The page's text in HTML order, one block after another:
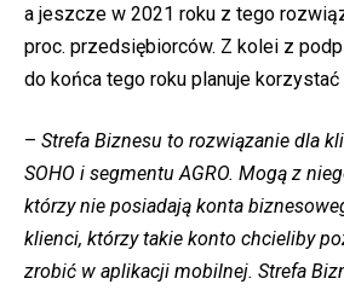
a jeszcze w 2021 roku z tego
proc. przedsiębiorców. Z kolei z
do końca tego roku planuje korzystać
– Strefa Biznesu to rozwiązanie dla
SOHO i segmentu AGRO. Mogą z
którzy nie posiadają konta
klienci, którzy takie konto chcieliby
zrobić w aplikacji mobilnej. Strefa